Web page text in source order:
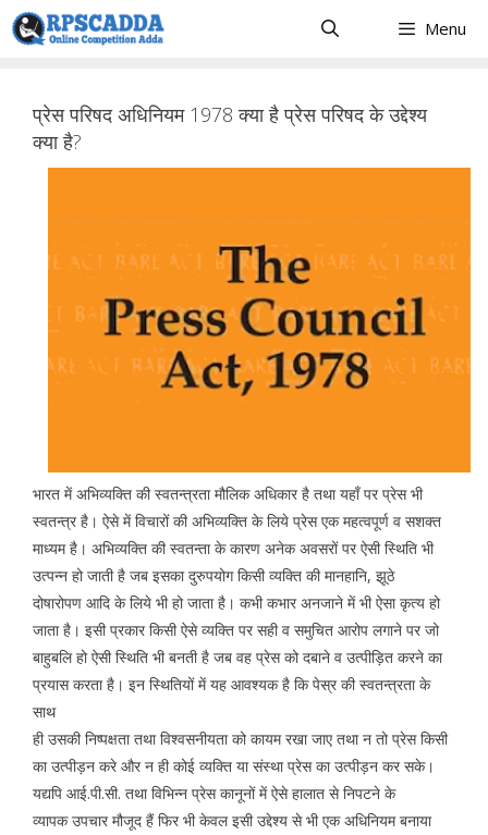
Skip
to
Menu
प्रेस परिषद अधिनियम 1978 क्या है प्रेस परिषद के उद्देश्य
क्या है?
भारत में अभिव्यक्ति की स्वतन्त्रता मौलिक अधिकार है तथा यहाँ पर प्रेस भी
स्वतन्त्र है। ऐसे में विचारों की अभिव्यक्ति के लिये प्रेस एक महत्वपूर्ण व सशक्त
माध्यम है। अभिव्यक्ति की स्वतन्ता के कारण अनेक अवसरों पर ऐसी स्थिति भी
उत्पन्न हो जाती है जब इसका दुरुपयोग किसी व्यक्ति की मानहानि, झूठे
दोषारोपण आदि के लिये भी हो जाता है। कभी कभार अनजाने में भी ऐसा कृत्य हो
जाता है। इसी प्रकार किसी ऐसे व्यक्ति पर सही व समुचित आरोप लगाने पर जो
बाहुबलि हो ऐसी स्थिति भी बनती है जब वह प्रेस को दबाने व उत्पीड़ित करने का
प्रयास करता है। इन स्थितियों में यह आवश्यक है कि पेस्र की स्वतन्त्रता के
साथ
ही उसकी निष्पक्षता तथा विश्वसनीयता को कायम रखा जाए तथा न तो प्रेस किसी
का उत्पीड़न करे और न ही कोई व्यक्ति या संस्था प्रेस का उत्पीड़न कर सके।
यद्यपि आई.पी.सी. तथा विभिन्न प्रेस कानूनों में ऐसे हालात से निपटने के
व्यापक उपचार मौजूद हैं फिर भी केवल इसी उद्देश्य से भी एक अधिनियम बनाया